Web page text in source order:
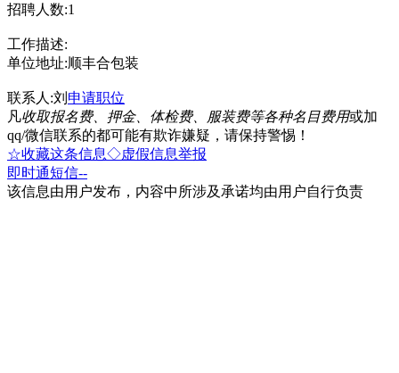
招聘人数:1
工作描述:
单位地址:顺丰合包装
联系人:刘 申请职位
凡收取报名费、押金、体检费、服装费等各种名目费用或加
qq/微信联系的都可能有欺诈嫌疑，请保持警惕！
☆收藏这条信息◇虚假信息举报
即时通短信--
该信息由用户发布，内容中所涉及承诺均由用户自行负责